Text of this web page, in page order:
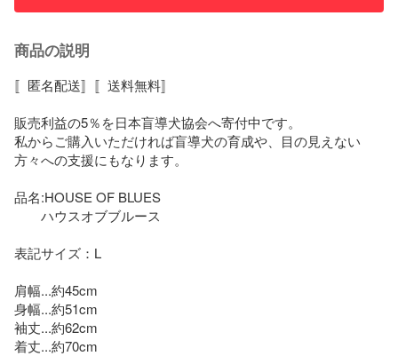
商品の説明
〚匿名配送〛〚送料無料〛
販売利益の5％を日本盲導犬協会へ寄付中です。
私からご購入いただければ盲導犬の育成や、目の見えない
方々への支援にもなります。
品名:HOUSE OF BLUES
ハウスオブブルース
表記サイズ：L
肩幅...約45cm
身幅...約51cm
袖丈...約62cm
着丈...約70cm